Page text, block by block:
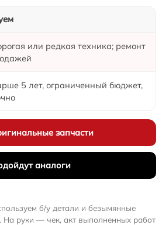
или редкая техника; ремонт
5 лет, ограниченный бюджет,
запчасти
аналоги
б/у детали и безымянные
На руки — чек, акт выполненных работ